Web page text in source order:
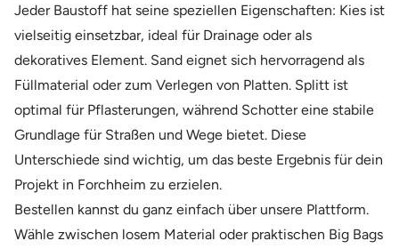
Jeder Baustoff hat seine speziellen Eigenschaften: Kies ist
vielseitig einsetzbar, ideal für Drainage oder als
dekoratives Element. Sand eignet sich hervorragend als
Füllmaterial oder zum Verlegen von Platten. Splitt ist
optimal für Pflasterungen, während Schotter eine stabile
Grundlage für Straßen und Wege bietet. Diese
Unterschiede sind wichtig, um das beste Ergebnis für dein
Projekt in Forchheim zu erzielen.
Bestellen kannst du ganz einfach über unsere Plattform.
Wähle zwischen losem Material oder praktischen Big Bags